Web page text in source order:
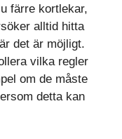
färre kortlekar,
alltid hitta
det är möjligt.
vilka regler
om de måste
detta kan